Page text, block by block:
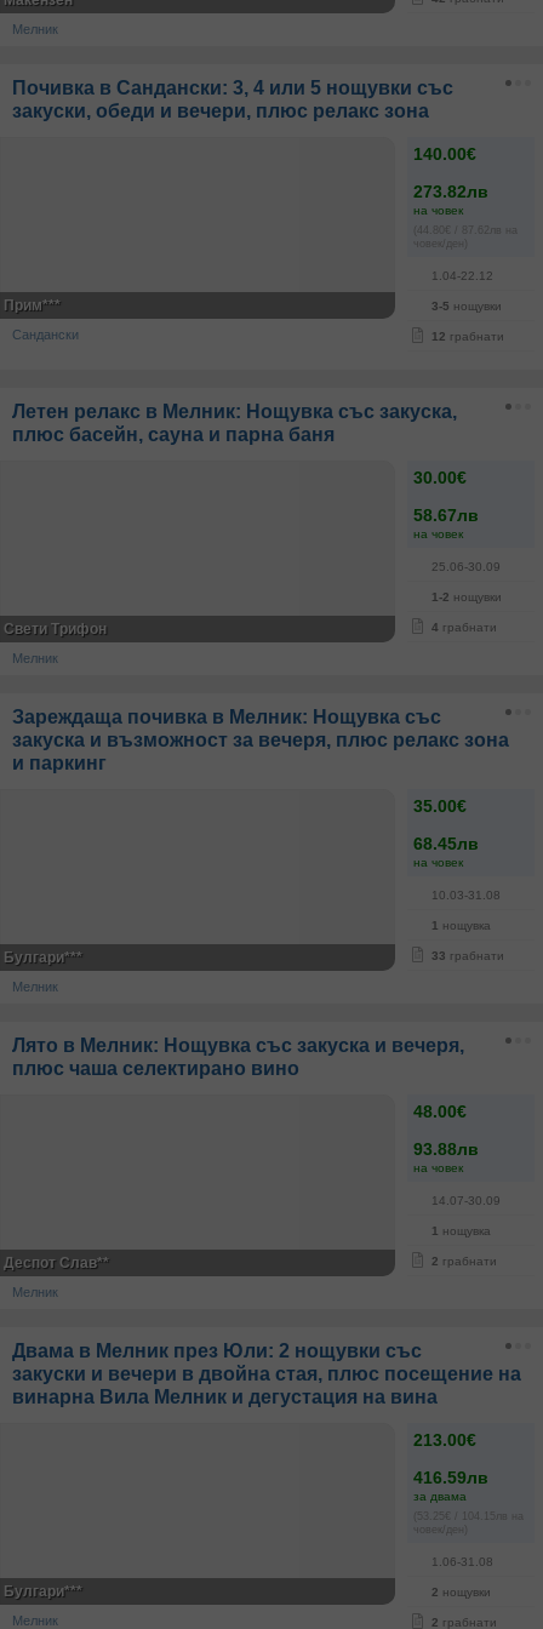
Мелник
Почивка в Сандански: 3, 4 или 5 нощувки със
закуски, обеди и вечери, плюс релакс зона
140.00€
273.82лв
на човек
(44.80€ / 87.62лв на
човек/ден)
1.04-22.12
3-5 нощувки
12 грабнати
Прим***
Сандански
Летен релакс в Мелник: Нощувка със закуска,
плюс басейн, сауна и парна баня
30.00€
58.67лв
на човек
25.06-30.09
1-2 нощувки
4 грабнати
Свети Трифон
Мелник
Зареждаща почивка в Мелник: Нощувка със
закуска и възможност за вечеря, плюс релакс зона
и паркинг
35.00€
68.45лв
на човек
10.03-31.08
1 нощувка
33 грабнати
Булгари***
Мелник
Лято в Мелник: Нощувка със закуска и вечеря,
плюс чаша селектирано вино
48.00€
93.88лв
на човек
14.07-30.09
1 нощувка
2 грабнати
Деспот Слав**
Мелник
Двама в Мелник през Юли: 2 нощувки със
закуски и вечери в двойна стая, плюс посещение на
винарна Вила Мелник и дегустация на вина
213.00€
416.59лв
за двама
(53.25€ / 104.15лв на
човек/ден)
1.06-31.08
2 нощувки
2 грабнати
Булгари***
Мелник